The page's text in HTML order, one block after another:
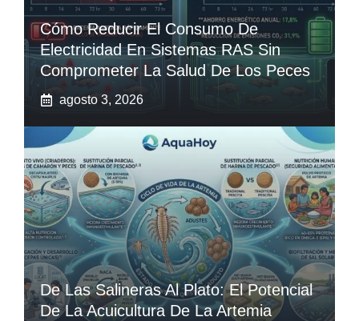
Cómo Reducir El Consumo De
Electricidad En Sistemas RAS Sin
Comprometer La Salud De Los Peces
agosto 3, 2026
De Las Salineras Al Plato: El Potencial
De La Acuicultura De La Artemia